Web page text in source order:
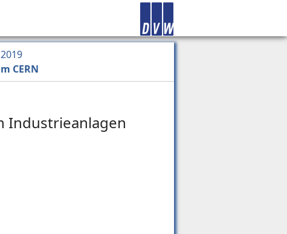
CERN
Industrieanlagen